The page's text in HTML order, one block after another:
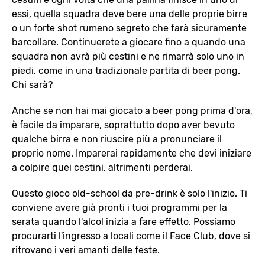
essi, quella squadra deve bere una delle proprie birre
o un forte shot rumeno segreto che farà sicuramente
barcollare. Continuerete a giocare fino a quando una
squadra non avrà più cestini e ne rimarrà solo uno in
piedi, come in una tradizionale partita di beer pong.
Chi sarà?
Anche se non hai mai giocato a beer pong prima d'ora,
è facile da imparare, soprattutto dopo aver bevuto
qualche birra e non riuscire più a pronunciare il
proprio nome. Imparerai rapidamente che devi iniziare
a colpire quei cestini, altrimenti perderai.
Questo gioco old-school da pre-drink è solo l'inizio. Ti
conviene avere già pronti i tuoi programmi per la
serata quando l'alcol inizia a fare effetto. Possiamo
procurarti l'ingresso a locali come il Face Club, dove si
ritrovano i veri amanti delle feste.